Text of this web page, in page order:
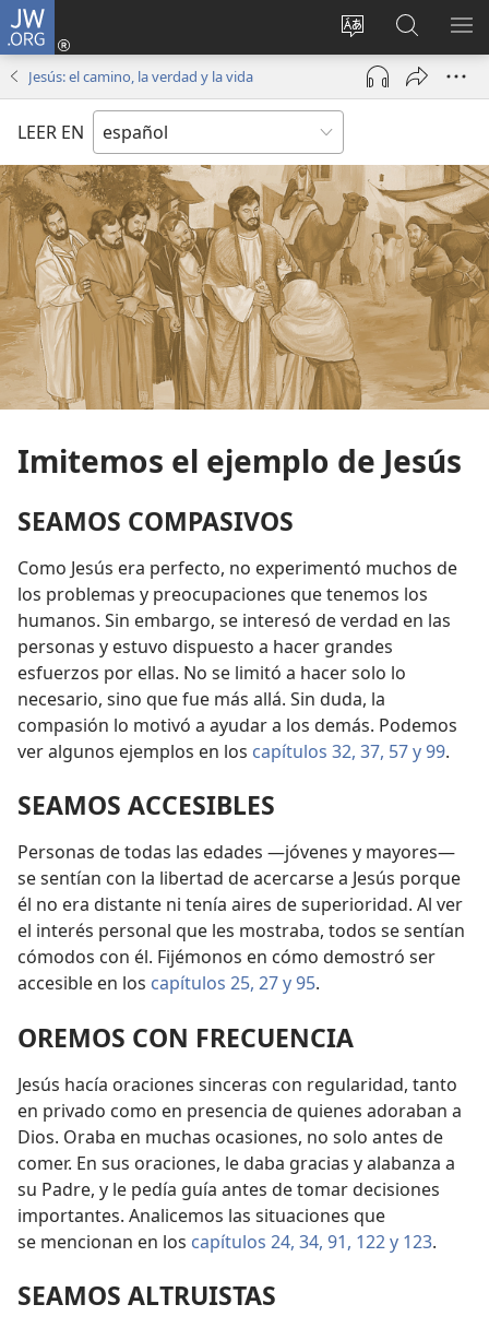
JW.ORG
Cambiar
idioma
del sitio
Iniciar
sesión
(abre
nueva
en
jw.org
Jesús: el camino, la verdad y la vida
LEER EN
Imitemos el ejemplo de Jesús
SEAMOS COMPASIVOS
Como Jesús era perfecto, no experimentó muchos de
los problemas y preocupaciones que tenemos los
humanos. Sin embargo, se interesó de verdad en las
personas y estuvo dispuesto a hacer grandes
esfuerzos por ellas. No se limitó a hacer solo lo
necesario, sino que fue más allá. Sin duda, la
compasión lo motivó a ayudar a los demás. Podemos
ver algunos ejemplos en los capítulos 32, 37, 57 y99.
SEAMOS ACCESIBLES
Personas de todas las edades —jóvenes y mayores—
se sentían con la libertad de acercarse a Jesús porque
él no era distante ni tenía aires de superioridad. Al ver
el interés personal que les mostraba, todos se sentían
cómodos con él. Fijémonos en cómo demostró ser
accesible en los capítulos 25, 27 y95.
OREMOS CON FRECUENCIA
Jesús hacía oraciones sinceras con regularidad, tanto
en privado como en presencia de quienes adoraban a
Dios. Oraba en muchas ocasiones, no solo antes de
comer. En sus oraciones, le daba gracias y alabanza a
su Padre, y le pedía guía antes de tomar decisiones
importantes. Analicemos las situaciones que
se mencionan en los capítulos 24, 34, 91, 122 y 123.
SEAMOS ALTRUISTAS